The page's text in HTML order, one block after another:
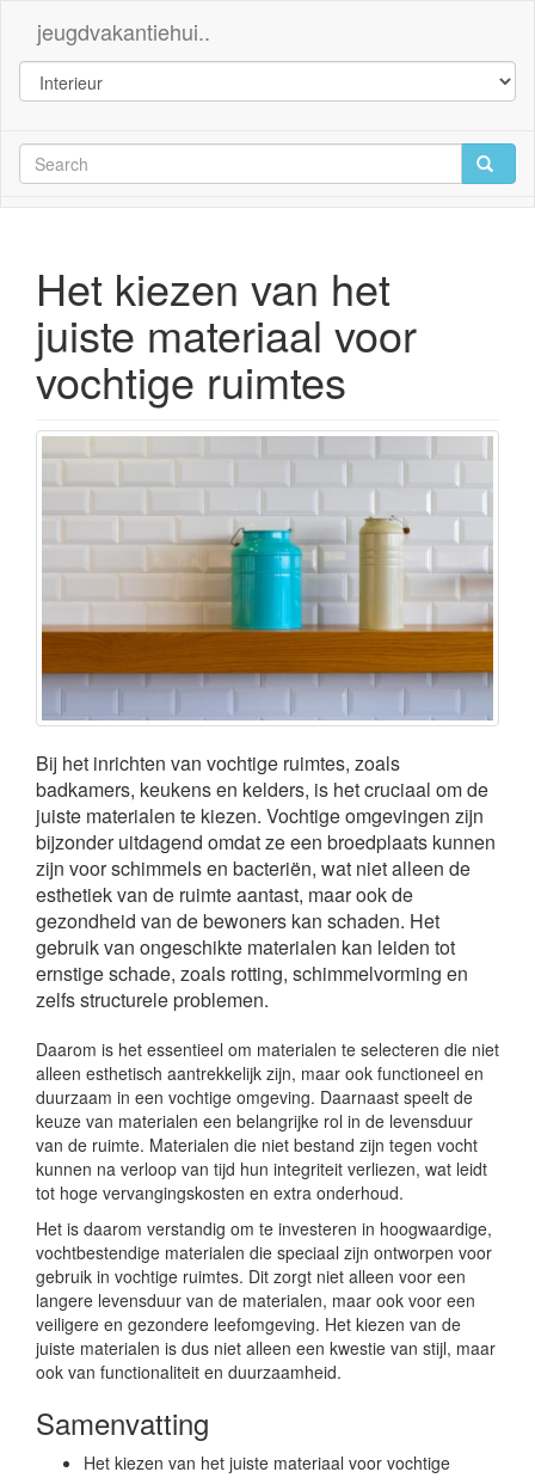
jeugdvakantiehui..
Het kiezen van het
juiste materiaal voor
vochtige ruimtes
Bij het inrichten van vochtige ruimtes, zoals
badkamers, keukens en kelders, is het cruciaal om de
juiste materialen te kiezen. Vochtige omgevingen zijn
bijzonder uitdagend omdat ze een broedplaats kunnen
zijn voor schimmels en bacteriën, wat niet alleen de
esthetiek van de ruimte aantast, maar ook de
gezondheid van de bewoners kan schaden. Het
gebruik van ongeschikte materialen kan leiden tot
ernstige schade, zoals rotting, schimmelvorming en
zelfs structurele problemen.
Daarom is het essentieel om materialen te selecteren die niet
alleen esthetisch aantrekkelijk zijn, maar ook functioneel en
duurzaam in een vochtige omgeving. Daarnaast speelt de
keuze van materialen een belangrijke rol in de levensduur
van de ruimte. Materialen die niet bestand zijn tegen vocht
kunnen na verloop van tijd hun integriteit verliezen, wat leidt
tot hoge vervangingskosten en extra onderhoud.
Het is daarom verstandig om te investeren in hoogwaardige,
vochtbestendige materialen die speciaal zijn ontworpen voor
gebruik in vochtige ruimtes. Dit zorgt niet alleen voor een
langere levensduur van de materialen, maar ook voor een
veiligere en gezondere leefomgeving. Het kiezen van de
juiste materialen is dus niet alleen een kwestie van stijl, maar
ook van functionaliteit en duurzaamheid.
Samenvatting
Het kiezen van het juiste materiaal voor vochtige